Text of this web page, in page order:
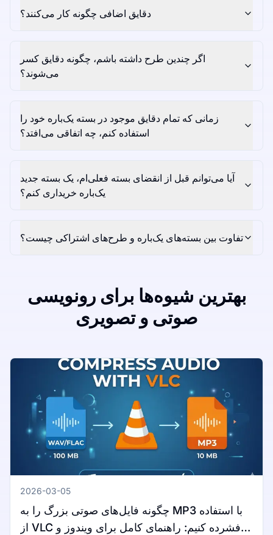
دقایق اضافی چگونه کار می‌کنند؟
اگر چندین طرح داشته باشم، چگونه دقایق کسر
می‌شوند؟
زمانی که تمام دقایق موجود در بسته یک‌باره خود را
استفاده کنم، چه اتفاقی می‌افتد؟
آیا می‌توانم قبل از انقضای بسته فعلی‌ام، یک بسته جدید
یک‌باره خریداری کنم؟
تفاوت بین بسته‌های یک‌باره و طرح‌های اشتراکی چیست؟
بهترین شیوه‌ها برای رونویسی
صوتی و تصویری
2026-03-05
چگونه فایل‌های صوتی بزرگ را به MP3 با استفاده
از VLC فشرده کنیم: راهنمای کامل برای ویندوز و